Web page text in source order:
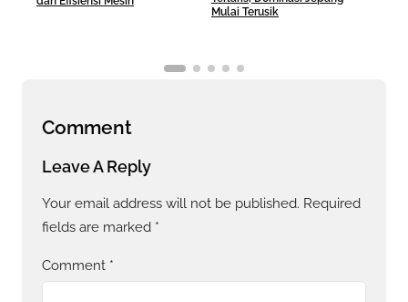
Mulai Terusik
Comment
Leave A Reply
Your email address will not be published. Required
fields are marked *
Comment *